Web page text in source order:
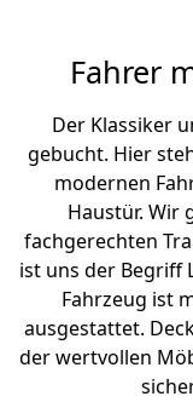
Fahrer
Der Klassiker
gebucht. Hier
modernen
Haustür. Wir
fachgerechten
ist uns der Begriff
Fahrzeug ist
ausgestattet.
der wertvollen